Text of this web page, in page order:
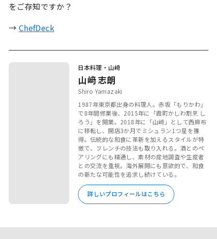
をご存知ですか？
→ ChefDeck
日本料理・山﨑
山﨑 志朗
Shiro Yamazaki
1987年東京都出身の料理人。赤坂「もりかわ」
で8年間修業後、2015年に「霞町かしわ割烹 し
ろう」を開業。2018年に「山﨑」として西麻布
に移転し、開店3か月でミシュラン1つ星を獲
得。伝統的な和食に革新を加えるスタイルが特
徴で、フレンチの技法も取り入れる。酒とのペ
アリングにも精通し、素材の産地調査や生産者
との交流を重視。海外展開にも意欲的で、和食
の新たな可能性を追求し続けている。
詳しいプロフィールはこちら